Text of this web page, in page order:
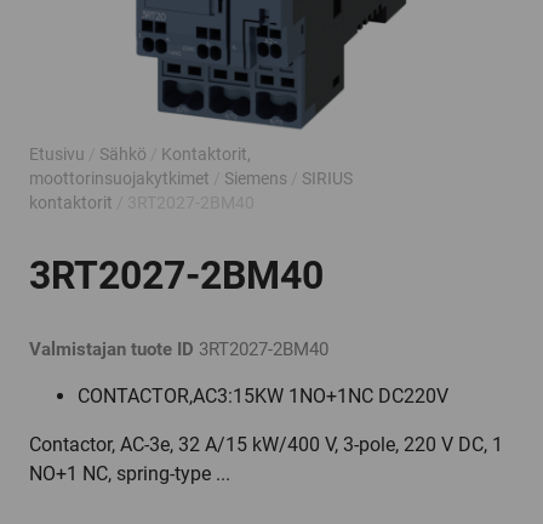
Etusivu Sähkö
Kontaktorit,
moottorinsuojakytkimet
Siemens
SIRIUS
kontaktorit
3RT2027-2BM40
Valmistajan tuote ID 3RT2027-2BM40
CONTACTOR,AC3:15KW 1NO+1NC DC220V
Contactor, AC-3e, 32 A/15 kW/400 V, 3-pole, 220 V DC, 1
NO+1 NC, spring-type ...